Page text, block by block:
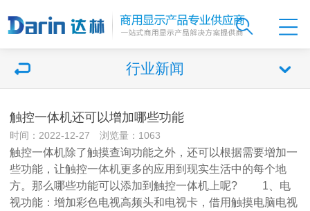
行业新闻
触控一体机还可以增加哪些功能
时间：2022-12-27 浏览量：1063
触控一体机除了触摸查询功能之外，还可以根据需要增加一
些功能，让触控一体机更多的应用到现实生活中的每个地
方。那么哪些功能可以添加到触控一体机上呢? 1、电
视功能：增加彩色电视高频头和电视卡，借用触摸电脑电视